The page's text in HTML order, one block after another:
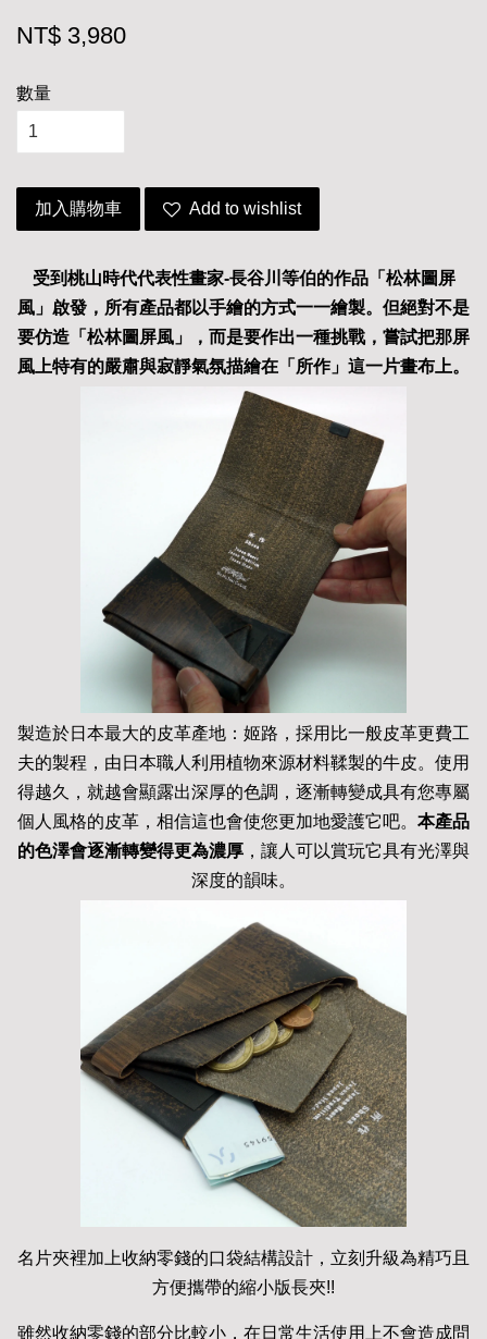
NT$ 3,980
數量
加入購物車 Add to wishlist
受到桃山時代代表性畫家-長谷川等伯的作品「松林圖屏
風」啟發，所有產品都以手繪的方式一一繪製。但絕對不是
要仿造「松林圖屏風」，而是要作出一種挑戰，嘗試把那屏
風上特有的嚴肅與寂靜氣氛描繪在「所作」這一片畫布上。
製造於日本最大的皮革產地：姬路，採用比一般皮革更費工
夫的製程，由日本職人利用植物來源材料鞣製的牛皮。使用
得越久，就越會顯露出深厚的色調，逐漸轉變成具有您專屬
個人風格的皮革，相信這也會使您更加地愛護它吧。 本產品
的色澤會逐漸轉變得更為濃厚 ，讓人可以賞玩它具有光澤與
深度的韻味。
名片夾裡加上收納零錢的口袋結構設計，立刻升級為精巧且
方便攜帶的縮小版長夾!!
雖然收納零錢的部分比較小，在日常生活使用上不會造成問